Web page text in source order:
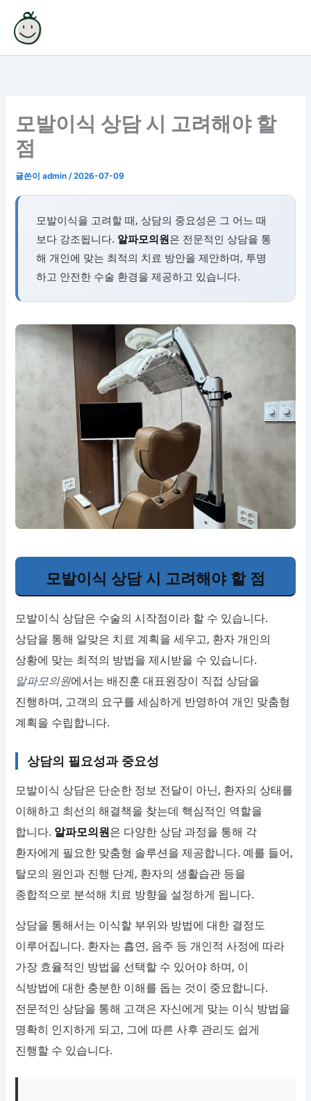
로
모발이식 상담 시 고려해야 할
점
글쓴이admin/2026-07-09
모발이식을 고려할 때, 상담의 중요성은 그 어느 때
보다 강조됩니다. 알파모의원은 전문적인 상담을 통
해 개인에 맞는 최적의 치료 방안을 제안하며, 투명
하고 안전한 수술 환경을 제공하고 있습니다.
모발이식 상담 시 고려해야 할 점
모발이식 상담은 수술의 시작점이라 할 수 있습니다.
상담을 통해 알맞은 치료 계획을 세우고, 환자 개인의
상황에 맞는 최적의 방법을 제시받을 수 있습니다.
알파모의원에서는 배진훈 대표원장이 직접 상담을
진행하며, 고객의 요구를 세심하게 반영하여 개인 맞춤형
계획을 수립합니다.
상담의 필요성과 중요성
모발이식 상담은 단순한 정보 전달이 아닌, 환자의 상태를
이해하고 최선의 해결책을 찾는데 핵심적인 역할을
합니다. 알파모의원은 다양한 상담 과정을 통해 각
환자에게 필요한 맞춤형 솔루션을 제공합니다. 예를 들어,
탈모의 원인과 진행 단계, 환자의 생활습관 등을
종합적으로 분석해 치료 방향을 설정하게 됩니다.
상담을 통해서는 이식할 부위와 방법에 대한 결정도
이루어집니다. 환자는 흡연, 음주 등 개인적 사정에 따라
가장 효율적인 방법을 선택할 수 있어야 하며, 이
식방법에 대한 충분한 이해를 돕는 것이 중요합니다.
전문적인 상담을 통해 고객은 자신에게 맞는 이식 방법을
명확히 인지하게 되고, 그에 따른 사후 관리도 쉽게
진행할 수 있습니다.